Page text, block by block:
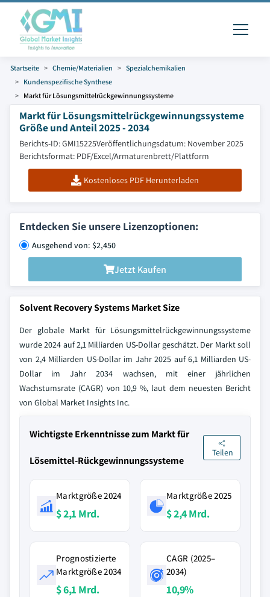
Startseite Chemie/Materialien
Spezialchemikalien
Kundenspezifische Synthese
Markt für Lösungsmittelrückgewinnungssysteme
Markt für Lösungsmittelrückgewinnungssysteme
Größe und Anteil 2025 - 2034
Berichts-ID: GMI15225Veröffentlichungsdatum: November 2025
Berichtsformat: PDF/Excel/Armaturenbrett/Plattform
Kostenloses PDF Herunterladen
Entdecken Sie unsere Lizenzoptionen:
Ausgehend von: $2,450
Jetzt Kaufen
Solvent Recovery Systems Market Size
Der globale Markt für Lösungsmittelrückgewinnungssysteme
wurde 2024 auf 2,1 Milliarden US-Dollar geschätzt. Der Markt soll
von 2,4 Milliarden US-Dollar im Jahr 2025 auf 6,1 Milliarden US-
Dollar im Jahr 2034 wachsen, mit einer jährlichen
Wachstumsrate (CAGR) von 10,9 %, laut dem neuesten Bericht
von Global Market Insights Inc.
Wichtigste Erkenntnisse zum Markt für
Lösemittel-Rückgewinnungssysteme
Teilen
Marktgröße 2024
$ 2,1 Mrd.
Marktgröße 2025
$ 2,4 Mrd.
Prognostizierte
Marktgröße 2034
$ 6,1 Mrd.
CAGR (2025–
2034)
10,9%